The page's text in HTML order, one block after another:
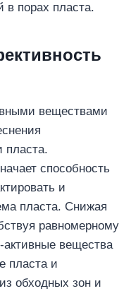
в порах пласта.
веществами
пласта.
способность
и
пласта. Снижая
равномерному
активные вещества
пласта и
обходных зон и